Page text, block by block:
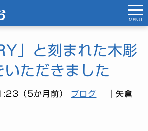
」と刻まれた木彫
いただきました
（5か月前） ブログ
｜矢倉
MENU